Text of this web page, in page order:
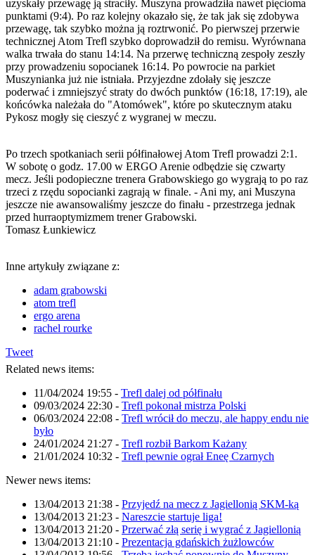
uzyskały przewagę ją straciły. Muszyna prowadziła nawet pięcioma
punktami (9:4). Po raz kolejny okazało się, że tak jak się zdobywa
przewagę, tak szybko można ją roztrwonić. Po pierwszej przerwie
technicznej Atom Trefl szybko doprowadził do remisu. Wyrównana
walka trwała do stanu 14:14. Na przerwę techniczną zespoły zeszły
przy prowadzeniu sopocianek 16:14. Po powrocie na parkiet
Muszynianka już nie istniała. Przyjezdne zdołały się jeszcze
poderwać i zmniejszyć straty do dwóch punktów (16:18, 17:19), ale
końcówka należała do "Atomówek", które po skutecznym ataku
Pykosz mogły się cieszyć z wygranej w meczu.
Po trzech spotkaniach serii półfinałowej Atom Trefl prowadzi 2:1.
W sobotę o godz. 17.00 w ERGO Arenie odbędzie się czwarty
mecz. Jeśli podopieczne trenera Grabowskiego go wygrają to po raz
trzeci z rzędu sopocianki zagrają w finale. - Ani my, ani Muszyna
jeszcze nie awansowaliśmy jeszcze do finału - przestrzega jednak
przed hurraoptymizmem trener Grabowski.
Tomasz Łunkiewicz
Inne artykuły związane z:
adam grabowski
atom trefl
ergo arena
rachel rourke
Tweet
Related news items:
11/04/2024 19:55 - Trefl dalej od półfinału
09/03/2024 22:30 - Trefl pokonał mistrza Polski
06/03/2024 22:08 - Trefl wrócił do meczu, ale happy endu nie
było
24/01/2024 21:27 - Trefl rozbił Barkom Każany
21/01/2024 10:32 - Trefl pewnie ograł Eneę Czarnych
Newer news items:
13/04/2013 21:38 - Przyjedź na mecz z Jagiellonią SKM-ką
13/04/2013 21:23 - Nareszcie startuje liga!
13/04/2013 21:20 - Przerwać złą serię i wygrać z Jagiellonią
13/04/2013 21:10 - Prezentacja gdańskich żużlowców